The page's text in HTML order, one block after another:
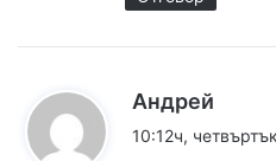
Андрей
10:12ч,